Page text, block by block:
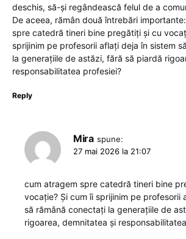
deschis, să-și regândească felul de a
De aceea, rămân două întrebări
spre catedră tineri bine pregătiți și cu
sprijinim pe profesorii aflați deja în sistem
la generațiile de astăzi, fără să piardă
responsabilitatea profesiei?
Reply
Mira spune:
27 mai 2026 la 21:07
cum atragem spre catedră tineri bine
vocație? Și cum îi sprijinim pe profesorii
să rămână conectați la generațiile de
rigoarea, demnitatea și